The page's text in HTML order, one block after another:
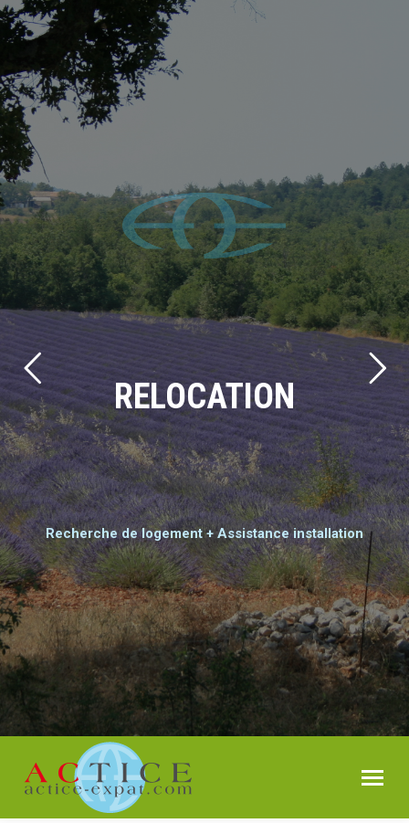
RELOCATION
Recherche de logement + Assistance installation